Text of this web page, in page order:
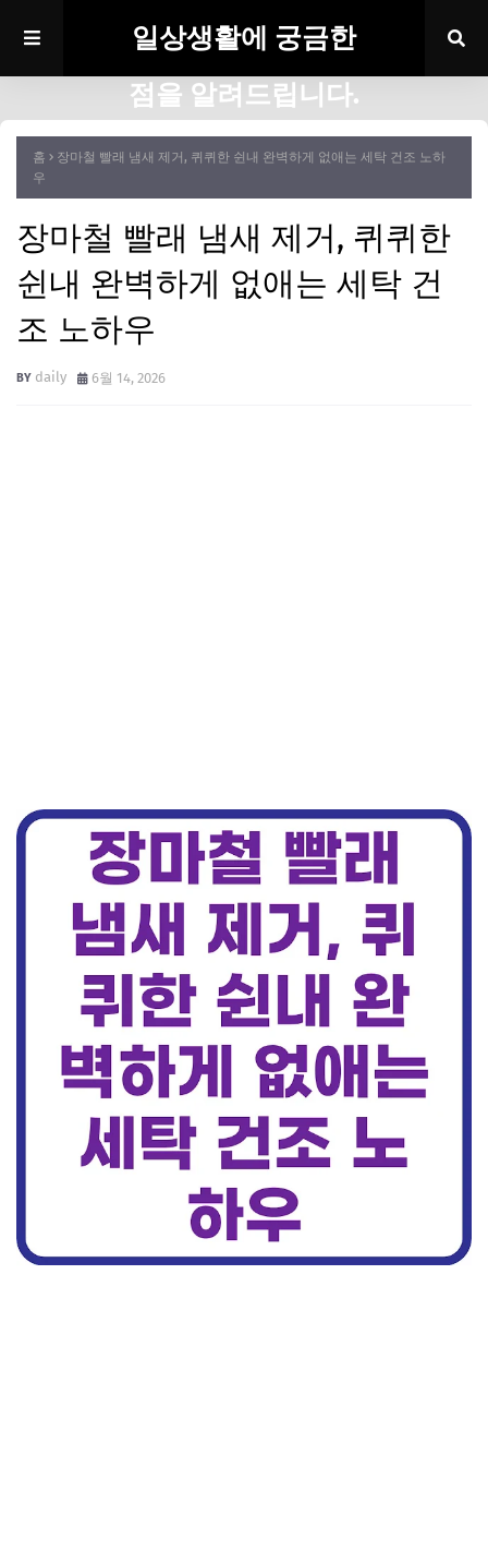
일상생활에 궁금한
점을 알려드립니다.
홈
장마철 빨래 냄새 제거, 퀴퀴한 쉰내 완벽하게 없애는 세탁 건조 노하
우
장마철 빨래 냄새 제거, 퀴퀴한
쉰내 완벽하게 없애는 세탁 건
조 노하우
daily 6월 14, 2026